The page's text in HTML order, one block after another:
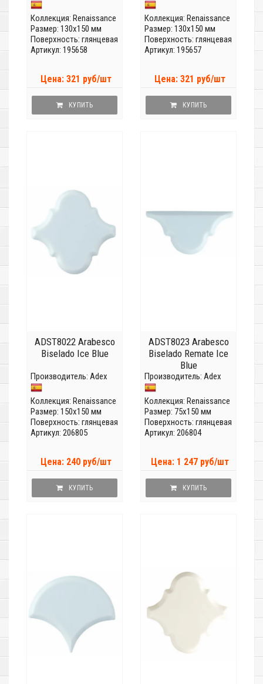
Коллекция: Renaissance
Размер: 130x150 мм
Поверхность: глянцевая
Артикул: 195658
Цена: 321 руб/шт
КУПИТЬ
Коллекция: Renaissance
Размер: 130x150 мм
Поверхность: глянцевая
Артикул: 195657
Цена: 321 руб/шт
КУПИТЬ
ADST8022 Arabesco
Biselado Ice Blue
Производитель: Adex
Коллекция: Renaissance
Размер: 150x150 мм
Поверхность: глянцевая
Артикул: 206805
Цена: 240 руб/шт
КУПИТЬ
ADST8023 Arabesco
Biselado Remate Ice
Blue
Производитель: Adex
Коллекция: Renaissance
Размер: 75x150 мм
Поверхность: глянцевая
Артикул: 206804
Цена: 1 247 руб/шт
КУПИТЬ